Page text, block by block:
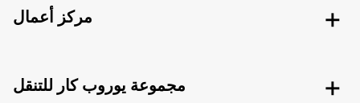
مركز أعمال
مجموعة يوروب كار للتنقل